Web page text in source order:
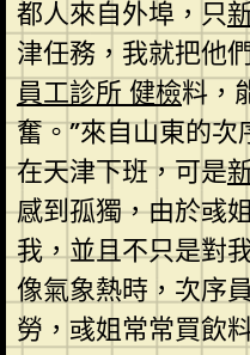
都人來自外埠，只
津任務，我就把他
員工診所 健檢料，
奮。”來自山東的
在天津下班，可是
感到孤獨，由於彧
我，並且不只是對
像氣象熱時，次序
勞，彧姐常常買飲